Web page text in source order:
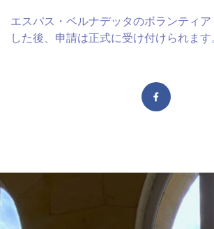
エスパス・ベルナデッタのボランティ
した後、申請は正式に受け付けられます